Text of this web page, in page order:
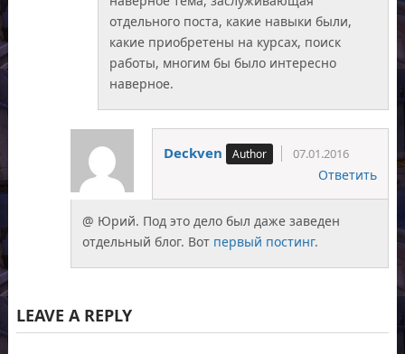
отдельного поста, какие навыки были,
какие приобретены на курсах, поиск
работы, многим бы было интересно
наверное.
Deckven 07.01.2016
Ответить
@ Юрий. Под это дело был даже заведен
отдельный блог. Вот первый постинг.
LEAVE A REPLY